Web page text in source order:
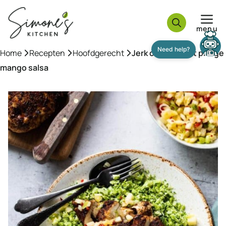
naar
inhoud
menu
Home »Recepten »Hoofdgerecht »Jerk chicken met pittige
mango salsa